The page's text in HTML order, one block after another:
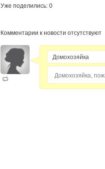
Уже поделились: 0
Комментарии к новости отсутствуют
Домохозяйка,